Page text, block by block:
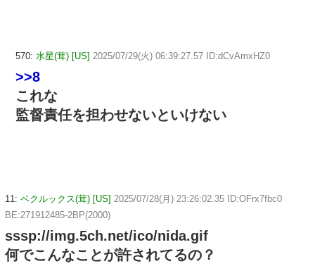
570: 水星(茸) [US] 2025/07/29(火) 06:39:27.57 ID:dCvAmxHZ0
>>8
これな
監督責任を担わせないといけない
11: ベクルックス(茸) [US] 2025/07/28(月) 23:26:02.35 ID:OFrx7fbc0
BE:271912485-2BP(2000)
sssp://img.5ch.net/ico/nida.gif
何でこんなことが許されてるの？